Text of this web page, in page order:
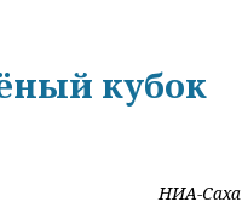
кубок
НИА-Саха